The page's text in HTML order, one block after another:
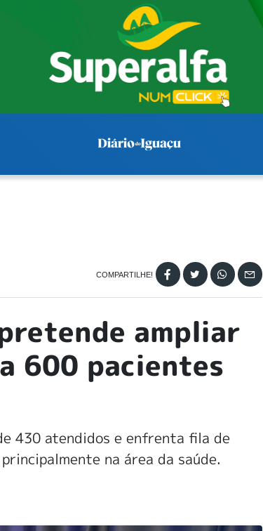
ampliar
600 pacientes
430 atendidos e enfrenta fila de
na área da saúde.